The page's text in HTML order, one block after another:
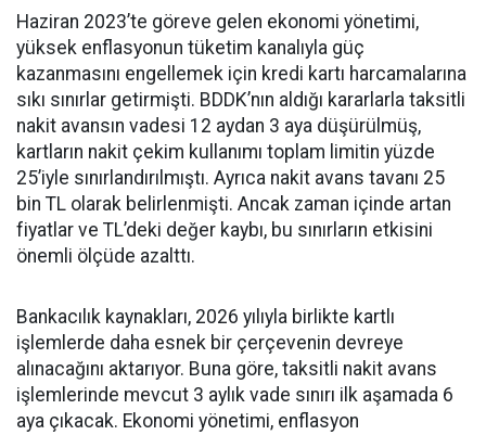
Haziran 2023’te göreve gelen ekonomi yönetimi,
yüksek enflasyonun tüketim kanalıyla güç
kazanmasını engellemek için kredi kartı harcamalarına
sıkı sınırlar getirmişti. BDDK’nın aldığı kararlarla taksitli
nakit avansın vadesi 12 aydan 3 aya düşürülmüş,
kartların nakit çekim kullanımı toplam limitin yüzde
25’iyle sınırlandırılmıştı. Ayrıca nakit avans tavanı 25
bin TL olarak belirlenmişti. Ancak zaman içinde artan
fiyatlar ve TL’deki değer kaybı, bu sınırların etkisini
önemli ölçüde azalttı.
Bankacılık kaynakları, 2026 yılıyla birlikte kartlı
işlemlerde daha esnek bir çerçevenin devreye
alınacağını aktarıyor. Buna göre, taksitli nakit avans
işlemlerinde mevcut 3 aylık vade sınırı ilk aşamada 6
aya çıkacak. Ekonomi yönetimi, enflasyon